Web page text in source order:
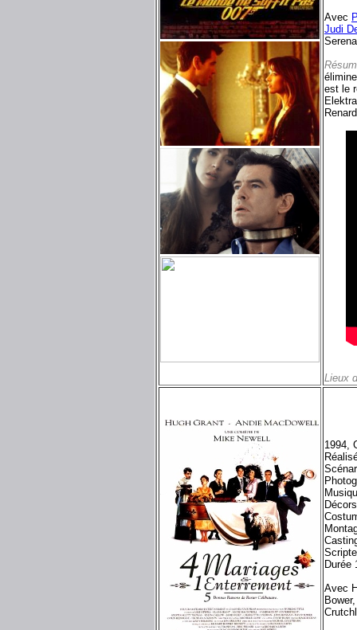
Avec
Judi
est le
Lieux
1994,
Durée
Avec